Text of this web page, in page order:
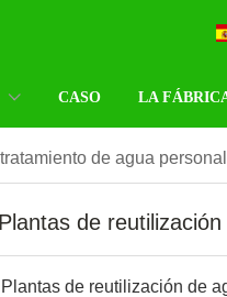
CASO LA
de agua
Plantas de
Plantas de reutilización de